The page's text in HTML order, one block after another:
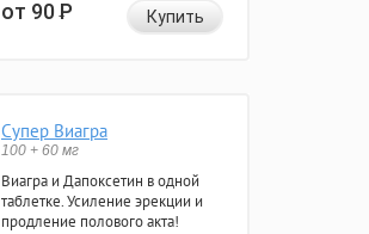
от 90Р Купить
Супер Виагра
100 + 60 мг
Виагра и Дапоксетин в одной
таблетке. Усиление эрекции и
продление полового акта!